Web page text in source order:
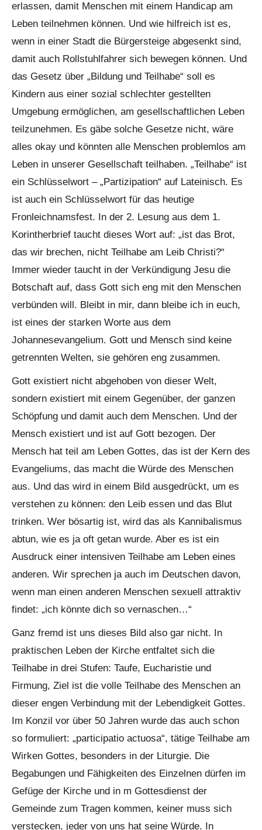
erlassen, damit Menschen mit einem Handicap am
Leben teilnehmen können. Und wie hilfreich ist es,
wenn in einer Stadt die Bürgersteige abgesenkt sind,
damit auch Rollstuhlfahrer sich bewegen können. Und
das Gesetz über „Bildung und Teilhabe“ soll es
Kindern aus einer sozial schlechter gestellten
Umgebung ermöglichen, am gesellschaftlichen Leben
teilzunehmen. Es gäbe solche Gesetze nicht, wäre
alles okay und könnten alle Menschen problemlos am
Leben in unserer Gesellschaft teilhaben. „Teilhabe“ ist
ein Schlüsselwort – „Partizipation“ auf Lateinisch. Es
ist auch ein Schlüsselwort für das heutige
Fronleichnamsfest. In der 2. Lesung aus dem 1.
Korintherbrief taucht dieses Wort auf: „ist das Brot,
das wir brechen, nicht Teilhabe am Leib Christi?“
Immer wieder taucht in der Verkündigung Jesu die
Botschaft auf, dass Gott sich eng mit den Menschen
verbünden will. Bleibt in mir, dann bleibe ich in euch,
ist eines der starken Worte aus dem
Johannesevangelium. Gott und Mensch sind keine
getrennten Welten, sie gehören eng zusammen.
Gott existiert nicht abgehoben von dieser Welt,
sondern existiert mit einem Gegenüber, der ganzen
Schöpfung und damit auch dem Menschen. Und der
Mensch existiert und ist auf Gott bezogen. Der
Mensch hat teil am Leben Gottes, das ist der Kern des
Evangeliums, das macht die Würde des Menschen
aus. Und das wird in einem Bild ausgedrückt, um es
verstehen zu können: den Leib essen und das Blut
trinken. Wer bösartig ist, wird das als Kannibalismus
abtun, wie es ja oft getan wurde. Aber es ist ein
Ausdruck einer intensiven Teilhabe am Leben eines
anderen. Wir sprechen ja auch im Deutschen davon,
wenn man einen anderen Menschen sexuell attraktiv
findet: „ich könnte dich so vernaschen…“
Ganz fremd ist uns dieses Bild also gar nicht. In
praktischen Leben der Kirche entfaltet sich die
Teilhabe in drei Stufen: Taufe, Eucharistie und
Firmung, Ziel ist die volle Teilhabe des Menschen an
dieser engen Verbindung mit der Lebendigkeit Gottes.
Im Konzil vor über 50 Jahren wurde das auch schon
so formuliert: „participatio actuosa“, tätige Teilhabe am
Wirken Gottes, besonders in der Liturgie. Die
Begabungen und Fähigkeiten des Einzelnen dürfen im
Gefüge der Kirche und in m Gottesdienst der
Gemeinde zum Tragen kommen, keiner muss sich
verstecken, jeder von uns hat seine Würde. In